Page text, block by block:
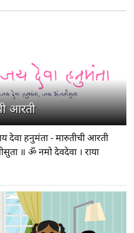
आरती
हनुमंता - मारुतीची आरती
॥ ॐ नमो देवदेवा । राया